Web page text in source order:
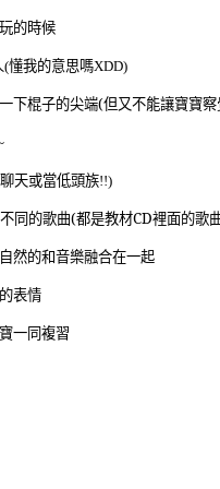
的時候
(懂我的意思嗎XDD)
下棍子的尖端(但又不能讓寶寶
天或當低頭族!!)
同的歌曲(都是教材CD裡面的歌
然的和音樂融合在一起
表情
一同複習